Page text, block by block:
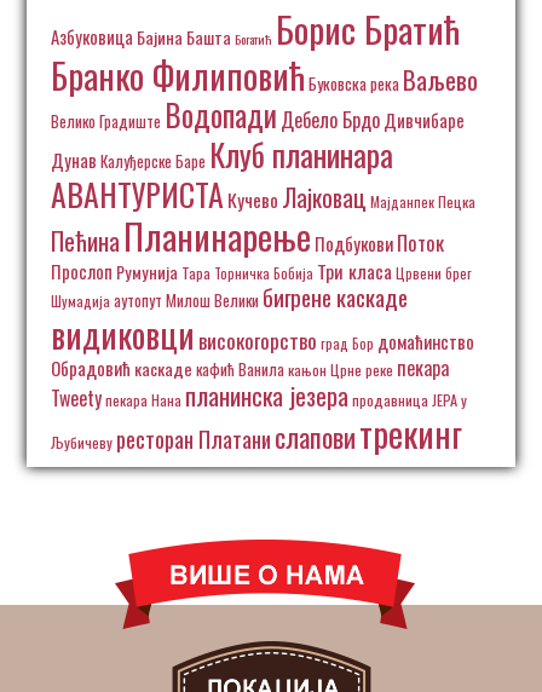
Азбуковица Бајина Башта Богатић Борис Братић
Бранко Филиповић Буковска река Ваљево
Велико Градиште Водопади Дебело БрдоДивчибаре
Дунав Калуђерске Баре Клуб планинара
АВАНТУРИСТА Кучево Лајковац Мајданпек Пецка
Пећина Планинарење ПодбуковиПоток
Прослоп Румунија Тара Торничка Бобија Три класа Црвени брег
Шумадија аутопут Милош Велики бигрене каскаде
видиковци високогорство град Бор домаћинство
Обрадовић каскаде кафић Ванила кањон Црне реке пекара
Tweetyпекара Нана планинска језера продавница ЈЕРА у
Љубичеву ресторан Платанислаповитрекинг